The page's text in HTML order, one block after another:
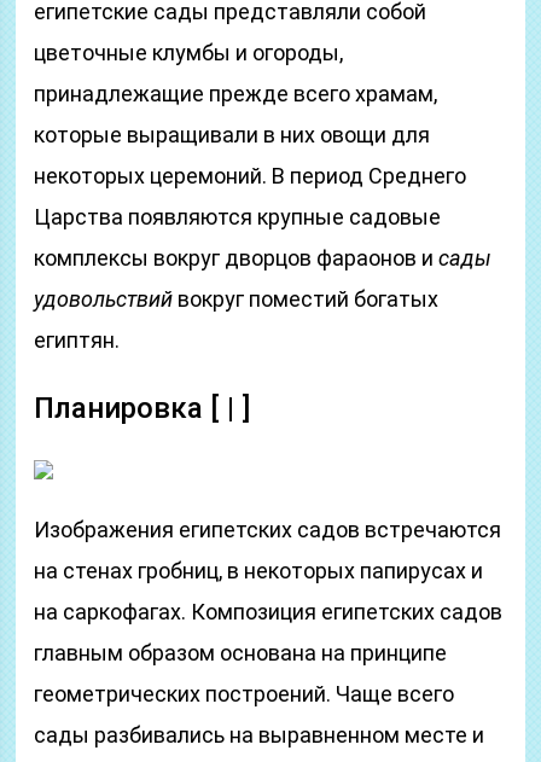
египетские сады представляли собой
цветочные клумбы и огороды,
принадлежащие прежде всего храмам,
которые выращивали в них овощи для
некоторых церемоний. В период Среднего
Царства появляются крупные садовые
комплексы вокруг дворцов фараонов исады
удовольствий вокруг поместий богатых
египтян.
Планировка [ | ]
Изображения египетских садов встречаются
на стенах гробниц, в некоторых папирусах и
на саркофагах. Композиция египетских садов
главным образом основана на принципе
геометрических построений. Чаще всего
сады разбивались на выравненном месте и